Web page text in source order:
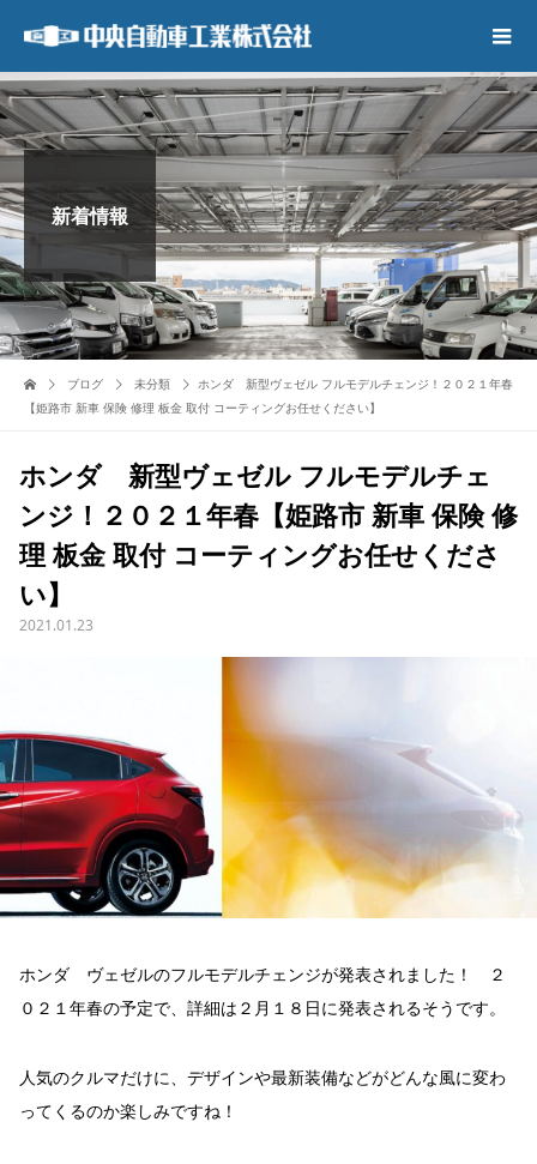
新着情報
ブログ 未分類
ホンダ 新型ヴェゼル フルモデルチェンジ！２０２１年春
【姫路市 新車 保険 修理 板金 取付 コーティングお任せください】
ホンダ 新型ヴェゼル フルモデルチェ
ンジ！２０２１年春【姫路市 新車 保険 修
理 板金 取付 コーティングお任せくださ
い】
2021.01.23
ホンダ ヴェゼルのフルモデルチェンジが発表されました！ ２
０２１年春の予定で、詳細は２月１８日に発表されるそうです。
人気のクルマだけに、デザインや最新装備などがどんな風に変わ
ってくるのか楽しみですね！